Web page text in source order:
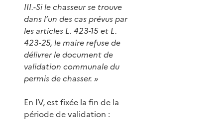
III.-Si le chasseur se trouve
dans l’un des cas prévus par
les articles L. 423-15 et L.
423-25, le maire refuse de
délivrer le document de
validation communale du
permis de chasser. »
En IV, est fixée la fin de la
période de validation :